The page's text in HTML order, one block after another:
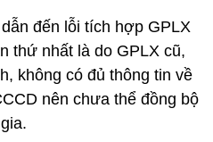
đến lỗi tích hợp GPLX
thứ nhất là do GPLX cũ,
không có đủ thông tin về
nên chưa thể đồng bộ